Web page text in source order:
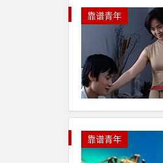
靠谱青年
靠谱青年